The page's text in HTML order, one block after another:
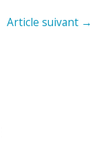
Article suivant →